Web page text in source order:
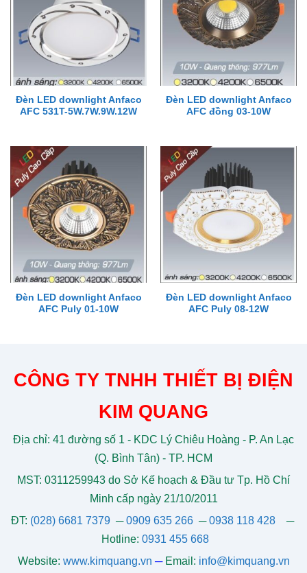
Đèn LED downlight Anfaco
AFC 531T-5W.7W.9W.12W
Đèn LED downlight Anfaco
AFC đồng 03-10W
Đèn LED downlight Anfaco
AFC Puly 01-10W
Đèn LED downlight Anfaco
AFC Puly 08-12W
CÔNG TY TNHH THIẾT BỊ ĐIỆN
KIM QUANG
Địa chỉ: 41 đường số 1 - KDC Lý Chiêu Hoàng - P. An Lạc
(Q. Bình Tân) - TP. HCM
MST: 0311259943 do Sở Kế hoạch & Đầu tư Tp. Hồ Chí
Minh cấp ngày 21/10/2011
ĐT: (028) 6681 7379 ─0909 635 266─0938 118 428─
Hotline: 0931 455 668
Website: www.kimquang.vn ─ Email: info@kimquang.vn